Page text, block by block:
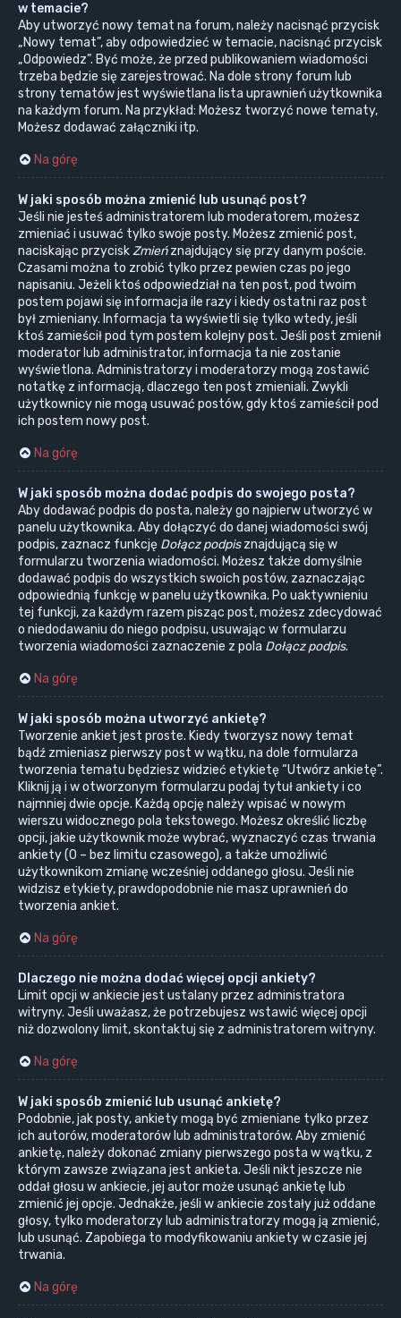
w temacie?
Aby utworzyć nowy temat na forum, należy nacisnąć przycisk
„Nowy temat”, aby odpowiedzieć w temacie, nacisnąć przycisk
„Odpowiedz”. Być może, że przed publikowaniem wiadomości
trzeba będzie się zarejestrować. Na dole strony forum lub
strony tematów jest wyświetlana lista uprawnień użytkownika
na każdym forum. Na przykład: Możesz tworzyć nowe tematy,
Możesz dodawać załączniki itp.
Na górę
W jaki sposób można zmienić lub usunąć post?
Jeśli nie jesteś administratorem lub moderatorem, możesz
zmieniać i usuwać tylko swoje posty. Możesz zmienić post,
naciskając przyciskZmieńznajdujący się przy danym poście.
Czasami można to zrobić tylko przez pewien czas po jego
napisaniu. Jeżeli ktoś odpowiedział na ten post, pod twoim
postem pojawi się informacja ile razy i kiedy ostatni raz post
był zmieniany. Informacja ta wyświetli się tylko wtedy, jeśli
ktoś zamieścił pod tym postem kolejny post. Jeśli post zmienił
moderator lub administrator, informacja ta nie zostanie
wyświetlona. Administratorzy i moderatorzy mogą zostawić
notatkę z informacją, dlaczego ten post zmieniali. Zwykli
użytkownicy nie mogą usuwać postów, gdy ktoś zamieścił pod
ich postem nowy post.
Na górę
W jaki sposób można dodać podpis do swojego posta?
Aby dodawać podpis do posta, należy go najpierw utworzyć w
panelu użytkownika. Aby dołączyć do danej wiadomości swój
podpis, zaznacz funkcję Dołącz podpisznajdującą się w
formularzu tworzenia wiadomości. Możesz także domyślnie
dodawać podpis do wszystkich swoich postów, zaznaczając
odpowiednią funkcję w panelu użytkownika. Po uaktywnieniu
tej funkcji, za każdym razem pisząc post, możesz zdecydować
o niedodawaniu do niego podpisu, usuwając w formularzu
tworzenia wiadomości zaznaczenie z pola Dołącz podpis.
Na górę
W jaki sposób można utworzyć ankietę?
Tworzenie ankiet jest proste. Kiedy tworzysz nowy temat
bądź zmieniasz pierwszy post w wątku, na dole formularza
tworzenia tematu będziesz widzieć etykietę “Utwórz ankietę”.
Kliknij ją i w otworzonym formularzu podaj tytuł ankiety i co
najmniej dwie opcje. Każdą opcję należy wpisać w nowym
wierszu widocznego pola tekstowego. Możesz określić liczbę
opcji, jakie użytkownik może wybrać, wyznaczyć czas trwania
ankiety (0 – bez limitu czasowego), a także umożliwić
użytkownikom zmianę wcześniej oddanego głosu. Jeśli nie
widzisz etykiety, prawdopodobnie nie masz uprawnień do
tworzenia ankiet.
Na górę
Dlaczego nie można dodać więcej opcji ankiety?
Limit opcji w ankiecie jest ustalany przez administratora
witryny. Jeśli uważasz, że potrzebujesz wstawić więcej opcji
niż dozwolony limit, skontaktuj się z administratorem witryny.
Na górę
W jaki sposób zmienić lub usunąć ankietę?
Podobnie, jak posty, ankiety mogą być zmieniane tylko przez
ich autorów, moderatorów lub administratorów. Aby zmienić
ankietę, należy dokonać zmiany pierwszego posta w wątku, z
którym zawsze związana jest ankieta. Jeśli nikt jeszcze nie
oddał głosu w ankiecie, jej autor może usunąć ankietę lub
zmienić jej opcje. Jednakże, jeśli w ankiecie zostały już oddane
głosy, tylko moderatorzy lub administratorzy mogą ją zmienić,
lub usunąć. Zapobiega to modyfikowaniu ankiety w czasie jej
trwania.
Na górę